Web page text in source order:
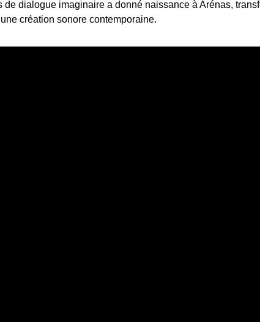
de dialogue imaginaire a donné naissance à Arénas,
création sonore contemporaine.